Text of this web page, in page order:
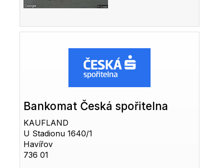
Bankomat Česká spořitelna
KAUFLAND
U Stadionu 1640/1
Havířov
736 01